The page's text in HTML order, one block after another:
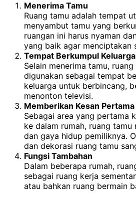
Menerima Tamu
Ruang tamu adalah tempat
menyambut tamu yang
ruangan ini harus nyaman
yang baik agar menciptakan
Tempat Berkumpul Keluarga
Selain menerima tamu,
digunakan sebagai tempat
keluarga untuk berbincang,
menonton televisi.
Memberikan Kesan Pertama
Sebagai area yang pertama
ke dalam rumah, ruang tamu
dan gaya hidup pemiliknya.
dan dekorasi ruang tamu
Fungsi Tambahan
Dalam beberapa rumah,
sebagai ruang kerja
atau bahkan ruang bermain